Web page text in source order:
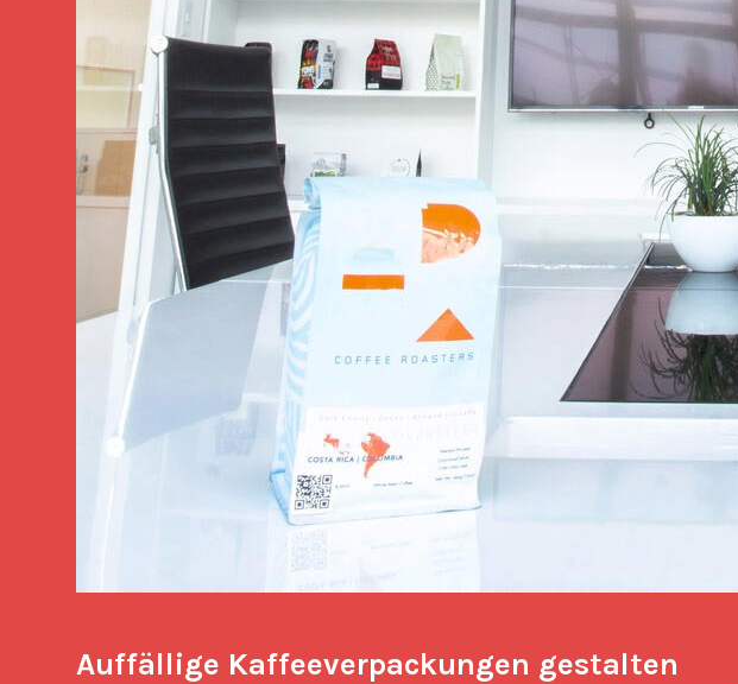
Auffällige Kaffeeverpackungen gestalten